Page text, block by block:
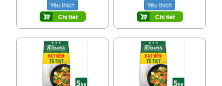
Yêu thích
Chi tiết
Yêu thích
Chi tiết